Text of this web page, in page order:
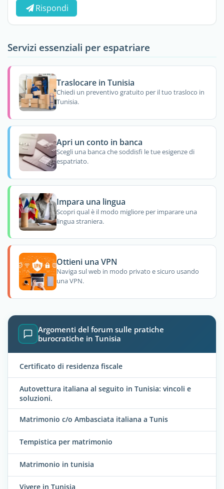
Rispondi
Servizi essenziali per espatriare
Traslocare in Tunisia
Chiedi un preventivo gratuito per il tuo trasloco in
Tunisia.
Apri un conto in banca
Scegli una banca che soddisfi le tue esigenze di
espatriato.
Impara una lingua
Scopri qual è il modo migliore per imparare una
lingua straniera.
Ottieni una VPN
Naviga sul web in modo privato e sicuro usando
una VPN.
Argomenti del forum sulle pratiche
burocratiche in Tunisia
Certificato di residenza fiscale
Autovettura italiana al seguito in Tunisia: vincoli e
soluzioni.
Matrimonio c/o Ambasciata italiana a Tunis
Tempistica per matrimonio
Matrimonio in tunisia
Vivere in Tunisia